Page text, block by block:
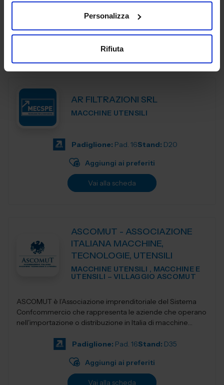
Personalizza
Rifiuta
Padiglione:Pad. 14Stand:E31
AR FILTRAZIONI SRL
MACCHINE UTENSILI
Padiglione: Pad. 16Stand: D20
Aggiungi ai preferiti
Vai alla scheda
ASCOMUT - ASSOCIAZIONE
ITALIANA MACCHINE,
TECNOLOGIE, UTENSILI
MACCHINE UTENSILI , MACCHINE E
UTENSILI – VILLAGGIO ASCOMUT
ASCOMUT è l’Associazione imprenditoriale del Sistema
Confcommercio che rappresenta le aziende che operano
nell'importazione o distribuzione in Italia di macchine
Padiglione: Pad. 16Stand: D35
Aggiungi ai preferiti
Vai alla scheda